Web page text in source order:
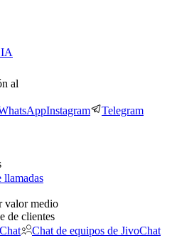
al
Instagram Telegram
valor medio
de clientes
Chat de equipos de JivoChat